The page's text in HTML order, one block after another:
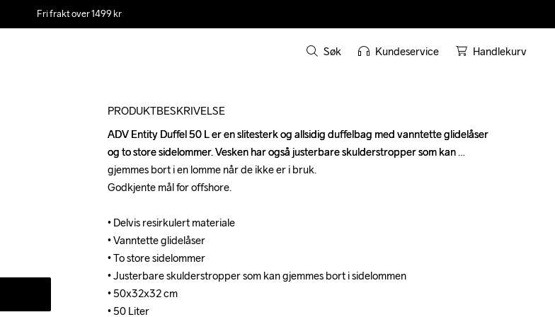
Fri frakt over 1499 kr
Søk Kundeservice Handlekurv
PRODUKTBESKRIVELSE
ADV Entity Duffel 50 L er en slitesterk og allsidig duffelbag med vanntette glidelåser
og to store sidelommer. Vesken har også justerbare skulderstropper som kan
gjemmes bort i en lomme når de ikke er i bruk.
Godkjente mål for offshore.
• Delvis resirkulert materiale
• Vanntette glidelåser
• To store sidelommer
• Justerbare skulderstropper som kan gjemmes bort i sidelommen
• 50x32x32 cm
• 50 Liter
ADV Entity Duffel 50 L er en slitesterk og allsidig duffelbag med vanntette glidelåser
og to store sidelommer. Vesken har også justerbare skulderstropper som kan
gjemmes bort i en lomme når de ikke er i bruk.
Godkjente mål for offshore.
• Delvis resirkulert materiale
• Vanntette glidelåser
• To store sidelommer
• Justerbare skulderstropper som kan gjemmes bort i sidelommen
• 50x32x32 cm
• 50 Liter